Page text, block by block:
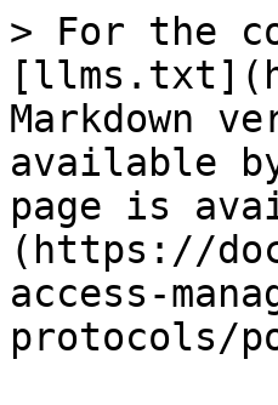
> For the
Markdown
available
page is
(https://
access-
protocols/